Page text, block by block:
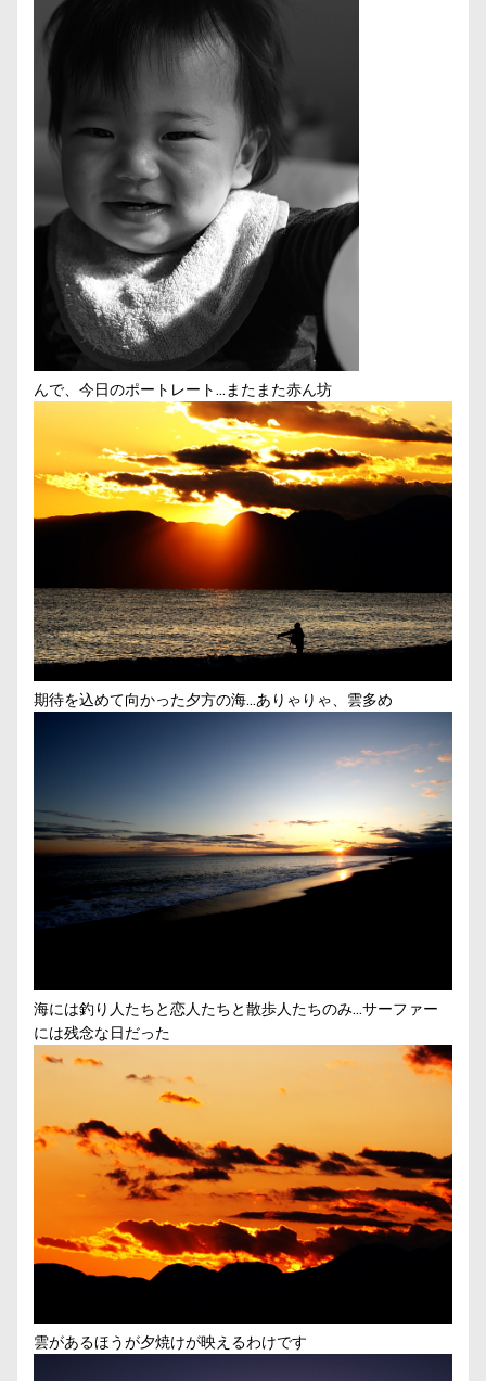
んで、今日のポートレート…またまた赤ん坊
期待を込めて向かった夕方の海…ありゃりゃ、雲多め
海には釣り人たちと恋人たちと散歩人たちのみ…サーファー
には残念な日だった
雲があるほうが夕焼けが映えるわけです